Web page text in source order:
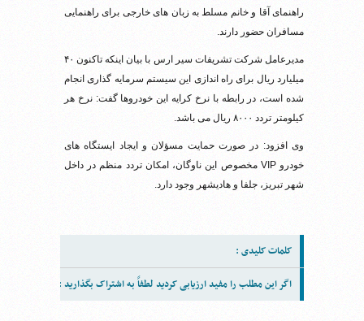
راهنمای آقا و خانم مسلط به زبان های خارجی برای راهنمایی
مسافران حضور دارند.
مدیرعامل شرکت تشریفات سیر ارس با بیان اینکه تاکنون ۴۰
میلیارد ریال برای راه اندازی این سیستم سرمایه گذاری انجام
شده است، در رابطه با نرخ کرایه این خودروها گفت: نرخ هر
کیلومتر تردد ۸۰۰۰ ریال می باشد.
وی افزود: در صورت حمایت مسؤلان و ایجاد ایستگاه های
خودرو VIP مخصوص این ناوگان، امکان تردد منظم در داخل
شهر تبریز، جلفا و هادیشهر وجود دارد.
کلمات کلیدی :
اگر این مطلب را مفید ارزیابی کردید لطفاً به اشتراک بگذارید :